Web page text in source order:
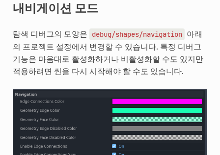
내비게이션 모드
탐색 디버그의 모양은 debug/shapes/navigation 아래
의 프로젝트 설정에서 변경할 수 있습니다. 특정 디버그
기능은 마음대로 활성화하거나 비활성화할 수도 있지만
적용하려면 씬을 다시 시작해야 할 수도 있습니다.